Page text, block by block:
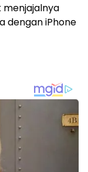
menjajalnya
dengan iPhone